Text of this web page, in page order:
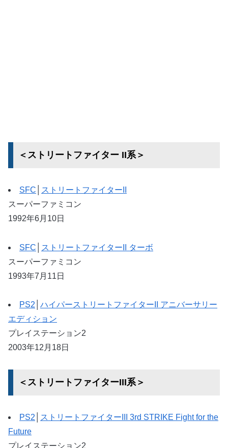
＜ストリートファイター II系＞
SFC
ストリートファイターII
スーパーファミコン
1992年6月10日
SFC
ストリートファイターII ターボ
スーパーファミコン
1993年7月11日
PS2
ハイパーストリートファイターII アニバーサリー
エディション
プレイステーション2
2003年12月18日
＜ストリートファイターIII系＞
PS2
ストリートファイターIII 3rd STRIKE Fight for the
Future
プレイステーション2